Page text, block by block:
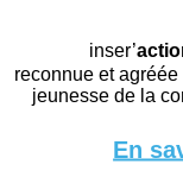
inser’
reconnue et
jeunesse de la
En